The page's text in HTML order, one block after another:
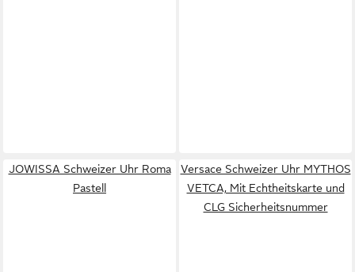
JOWISSA Schweizer Uhr Roma
Pastell
Versace Schweizer Uhr MYTHOS
VETCA, Mit Echtheitskarte und
CLG Sicherheitsnummer